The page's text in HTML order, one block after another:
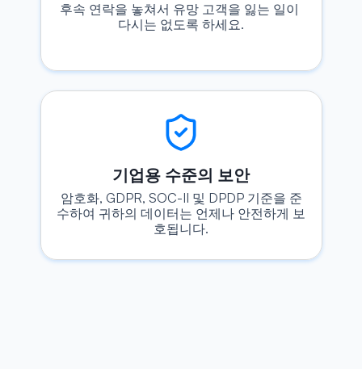
후속 연락을 놓쳐서 유망 고객을 잃는 일이
다시는 없도록 하세요.
기업용 수준의 보안
암호화, GDPR, SOC-II 및 DPDP 기준을 준
수하여 귀하의 데이터는 언제나 안전하게 보
호됩니다.